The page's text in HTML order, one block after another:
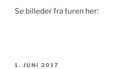
Se billeder fra turen her:
UDGIVET
1. JUNI 2017